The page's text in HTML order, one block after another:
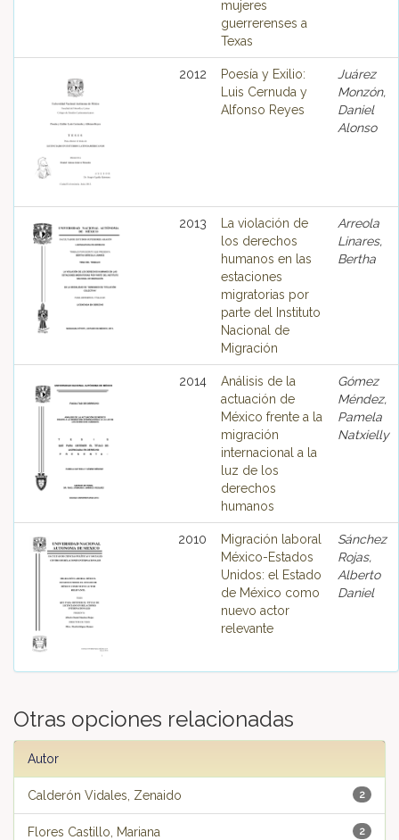
mujeres
guerrerenses a
Texas
2012
Poesía y Exilio:
Luis Cernuda y
Alfonso Reyes
Juárez
Monzón,
Daniel
Alonso
2013
La violación de
los derechos
humanos en las
estaciones
migratorias por
parte del Instituto
Nacional de
Migración
Arreola
Linares,
Bertha
2014
Análisis de la
actuación de
México frente a la
migración
internacional a la
luz de los
derechos
humanos
Gómez
Méndez,
Pamela
Natxielly
2010
Migración laboral
México-Estados
Unidos: el Estado
de México como
nuevo actor
relevante
Sánchez
Rojas,
Alberto
Daniel
Otras opciones relacionadas
Autor
2
Calderón Vidales, Zenaido
2
Flores Castillo, Mariana